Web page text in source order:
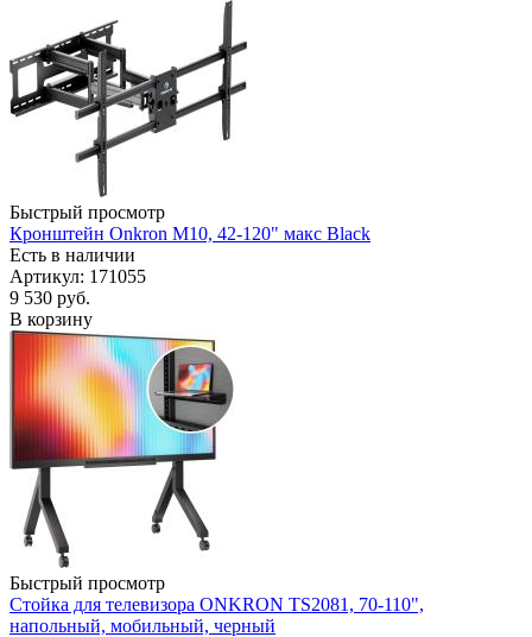
Быстрый просмотр
Кронштейн Onkron M10, 42-120" макс Black
Есть в наличии
Артикул: 171055
9 530 руб.
В корзину
Быстрый просмотр
Стойка для телевизора ONKRON TS2081, 70-110",
напольный, мобильный, черный